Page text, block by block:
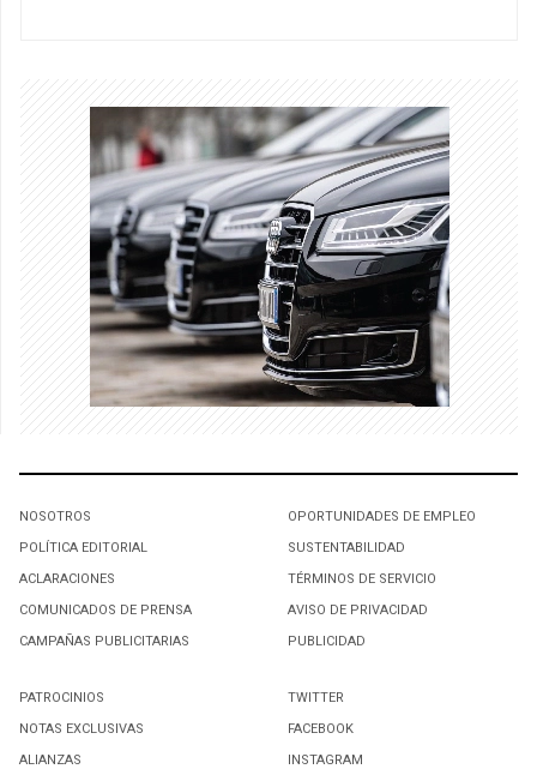
NOSOTROS
POLÍTICA EDITORIAL
ACLARACIONES
COMUNICADOS DE PRENSA
CAMPAÑAS PUBLICITARIAS
OPORTUNIDADES DE EMPLEO
SUSTENTABILIDAD
TÉRMINOS DE SERVICIO
AVISO DE PRIVACIDAD
PUBLICIDAD
PATROCINIOS
NOTAS EXCLUSIVAS
ALIANZAS
TWITTER
FACEBOOK
INSTAGRAM